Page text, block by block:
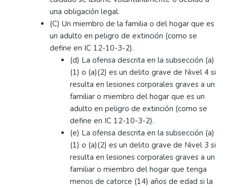
una obligación legal.
(C) Un miembro de la familia o del hogar que es
un adulto en peligro de extinción (como se
define en IC 12-10-3-2).
(d) La ofensa descrita en la subsección (a)
(1) o (a)(2) es un delito grave de Nivel 4 si
resulta en lesiones corporales graves a un
familiar o miembro del hogar que es un
adulto en peligro de extinción (como se
define en IC 12-10-3-2).
(e) La ofensa descrita en la subsección (a)
(1) o (a)(2) es un delito grave de Nivel 3 si
resulta en lesiones corporales graves a un
familiar o miembro del hogar que tenga
menos de catorce (14) años de edad si la